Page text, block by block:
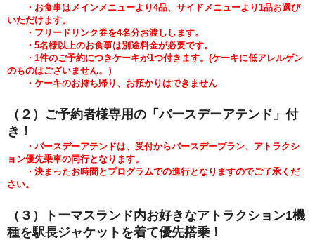
・お食事はメインメニューより4品、サイドメニューより1品お選び
いただけます。
・フリードリンク券を4名分お渡しします。
・5名様以上のお食事は別途料金が必要です。
・1件のご予約につきケーキが1つ付きます。 (ケーキに低アレルゲン
のものはございません。）
・ケーキのお持ち帰り、お預かりはできません
（２）ご予約者様専用の「バースデーアテンド」付
き！
・バースデーアテンドは、受付からバースデープラン、アトラクシ
ョン優先乗車の同行となります。
・決まったお時間とプログラムでの進行となりますのでご了承くだ
さい。
（３）トーマスランド内お好きなアトラクション1機
種を駅長ジャケットを着て優先搭乗！